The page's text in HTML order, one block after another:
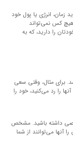
زمان، انرژی یا پول خود
هیچ کس نمی‌تواند
را دارید، که به
برای مثال، وقتی سعی
را رد می‌کنید، خود را
داشته باشید. مشخص
آنها می‌توانند از شما